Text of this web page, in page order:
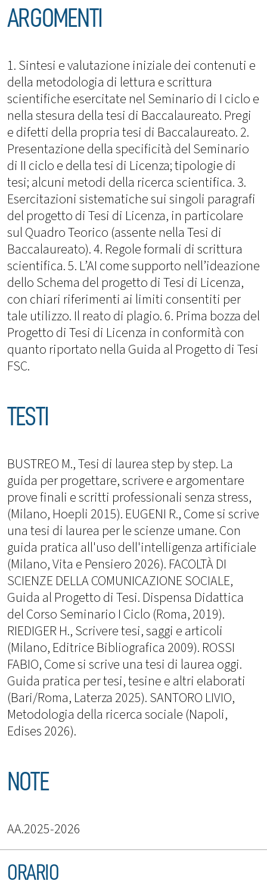
ARGOMENTI
1. Sintesi e valutazione iniziale dei contenuti e
della metodologia di lettura e scrittura
scientifiche esercitate nel Seminario di I ciclo e
nella stesura della tesi di Baccalaureato. Pregi
e difetti della propria tesi di Baccalaureato. 2.
Presentazione della specificità del Seminario
di II ciclo e della tesi di Licenza; tipologie di
tesi; alcuni metodi della ricerca scientifica. 3.
Esercitazioni sistematiche sui singoli paragrafi
del progetto di Tesi di Licenza, in particolare
sul Quadro Teorico (assente nella Tesi di
Baccalaureato). 4. Regole formali di scrittura
scientifica. 5. L’AI come supporto nell’ideazione
dello Schema del progetto di Tesi di Licenza,
con chiari riferimenti ai limiti consentiti per
tale utilizzo. Il reato di plagio. 6. Prima bozza del
Progetto di Tesi di Licenza in conformità con
quanto riportato nella Guida al Progetto di Tesi
FSC.
TESTI
BUSTREO M., Tesi di laurea step by step. La
guida per progettare, scrivere e argomentare
prove finali e scritti professionali senza stress,
(Milano, Hoepli 2015). EUGENI R., Come si scrive
una tesi di laurea per le scienze umane. Con
guida pratica all'uso dell'intelligenza artificiale
(Milano, Vita e Pensiero 2026). FACOLTÀ DI
SCIENZE DELLA COMUNICAZIONE SOCIALE,
Guida al Progetto di Tesi. Dispensa Didattica
del Corso Seminario I Ciclo (Roma, 2019).
RIEDIGER H., Scrivere tesi, saggi e articoli
(Milano, Editrice Bibliografica 2009). ROSSI
FABIO, Come si scrive una tesi di laurea oggi.
Guida pratica per tesi, tesine e altri elaborati
(Bari/Roma, Laterza 2025). SANTORO LIVIO,
Metodologia della ricerca sociale (Napoli,
Edises 2026).
NOTE
AA.2025-2026
ORARIO